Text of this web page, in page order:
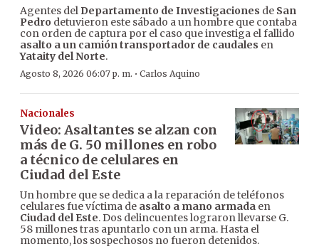
Agentes del Departamento de Investigaciones de San
Pedro detuvieron este sábado a un hombre que contaba
con orden de captura por el caso que investiga el fallido
asalto a un camión transportador de caudales en
Yataity del Norte.
Agosto 8, 2026 06:07 p. m. · Carlos Aquino
Nacionales
Video: Asaltantes se alzan con
más de G. 50 millones en robo
a técnico de celulares en
Ciudad del Este
Un hombre que se dedica a la reparación de teléfonos
celulares fue víctima de asalto a mano armada en
Ciudad del Este. Dos delincuentes lograron llevarse G.
58 millones tras apuntarlo con un arma. Hasta el
momento, los sospechosos no fueron detenidos.